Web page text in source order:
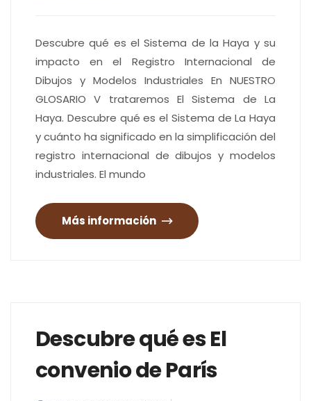
Descubre qué es el Sistema de la Haya y su
impacto en el Registro Internacional de
Dibujos y Modelos Industriales En NUESTRO
GLOSARIO V trataremos El Sistema de La
Haya. Descubre qué es el Sistema de La Haya
y cuánto ha significado en la simplificación del
registro internacional de dibujos y modelos
industriales. El mundo
Más información
Descubre qué es El
convenio de París